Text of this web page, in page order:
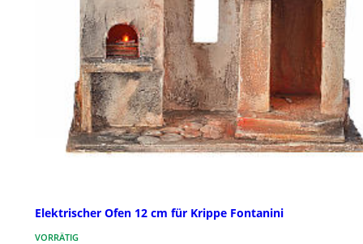
Elektrischer Ofen 12 cm für Krippe Fontanini
VORRÄTIG